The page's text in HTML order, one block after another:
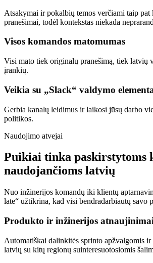
Atsakymai ir pokalbių temos verčiami taip pat
pranešimai, todėl kontekstas niekada
Visos komandos matomumas
Visi mato tiek originalų pranešimą, tiek latvių
įrankių.
Veikia su „Slack“ valdymo
Gerbia kanalų leidimus ir laikosi jūsų darbo
politikos.
Naudojimo atvejai
Puikiai tinka paskirstytoms
naudojančioms latvių
Nuo inžinerijos komandų iki klientų
late“ užtikrina, kad visi bendradarbiautų savo
Produkto ir inžinerijos atnaujinimai
Automatiškai dalinkitės sprinto apžvalgomis ir
latvių su kitų regionų suinteresuotosiomis